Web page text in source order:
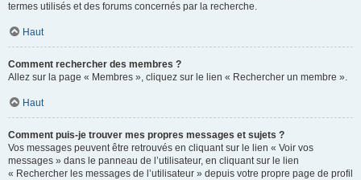
termes utilisés et des forums concernés par la recherche.
Haut
Comment rechercher des membres ?
Allez sur la page « Membres », cliquez sur le lien « Rechercher un membre ».
Haut
Comment puis-je trouver mes propres messages et sujets ?
Vos messages peuvent être retrouvés en cliquant sur le lien « Voir vos
messages » dans le panneau de l’utilisateur, en cliquant sur le lien
« Rechercher les messages de l’utilisateur » depuis votre propre page de profil